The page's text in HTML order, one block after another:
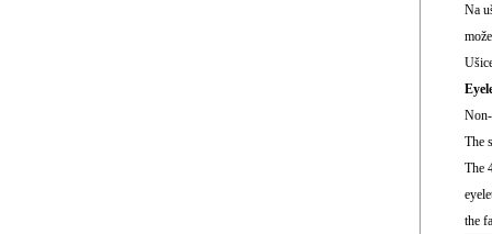
Na
The
The
the